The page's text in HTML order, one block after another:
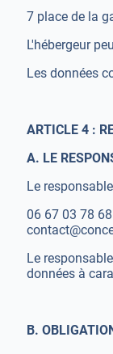
7 place de la
L'hébergeur
Les données
ARTICLE 4 :
A. LE
Le
06 67 03 78 68
Le
données à
B.